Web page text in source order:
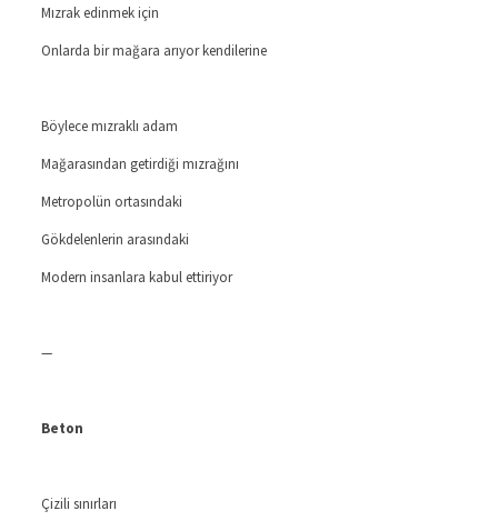
Mızrak edinmek için
Onlarda bir mağara arıyor kendilerine
Böylece mızraklı adam
Mağarasından getirdiği mızrağını
Metropolün ortasındaki
Gökdelenlerin arasındaki
Modern insanlara kabul ettiriyor
—
Beton
Çizili sınırları